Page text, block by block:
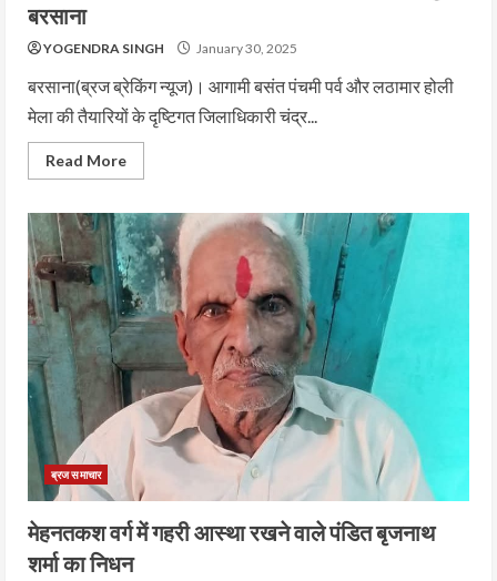
बरसाना
YOGENDRA SINGH January 30, 2025
बरसाना(ब्रज ब्रेकिंग न्यूज)। आगामी बसंत पंचमी पर्व और लठामार होली
मेला की तैयारियों के दृष्टिगत जिलाधिकारी चंद्र...
Read More
ब्रज समाचार
मेहनतकश वर्ग में गहरी आस्था रखने वाले पंडित बृजनाथ
शर्मा का निधन